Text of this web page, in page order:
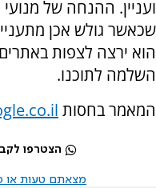
ועניין. ההנחה של
שכאשר גולש אכן
הוא ירצה לצפות
השלמה לתוכנו.
המאמר בחסות
הצטרפו
מצאתם טעות או